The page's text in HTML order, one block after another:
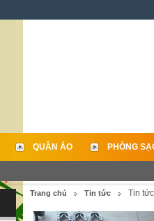
QUẦN ÁO PHÒNG
Trang chủ Tin tức Tin tức